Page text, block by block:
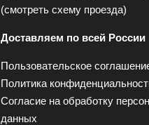
(смотреть схему проезда)
Доставляем по всей России
Пользовательское
Политика
Согласие на обработку
данных